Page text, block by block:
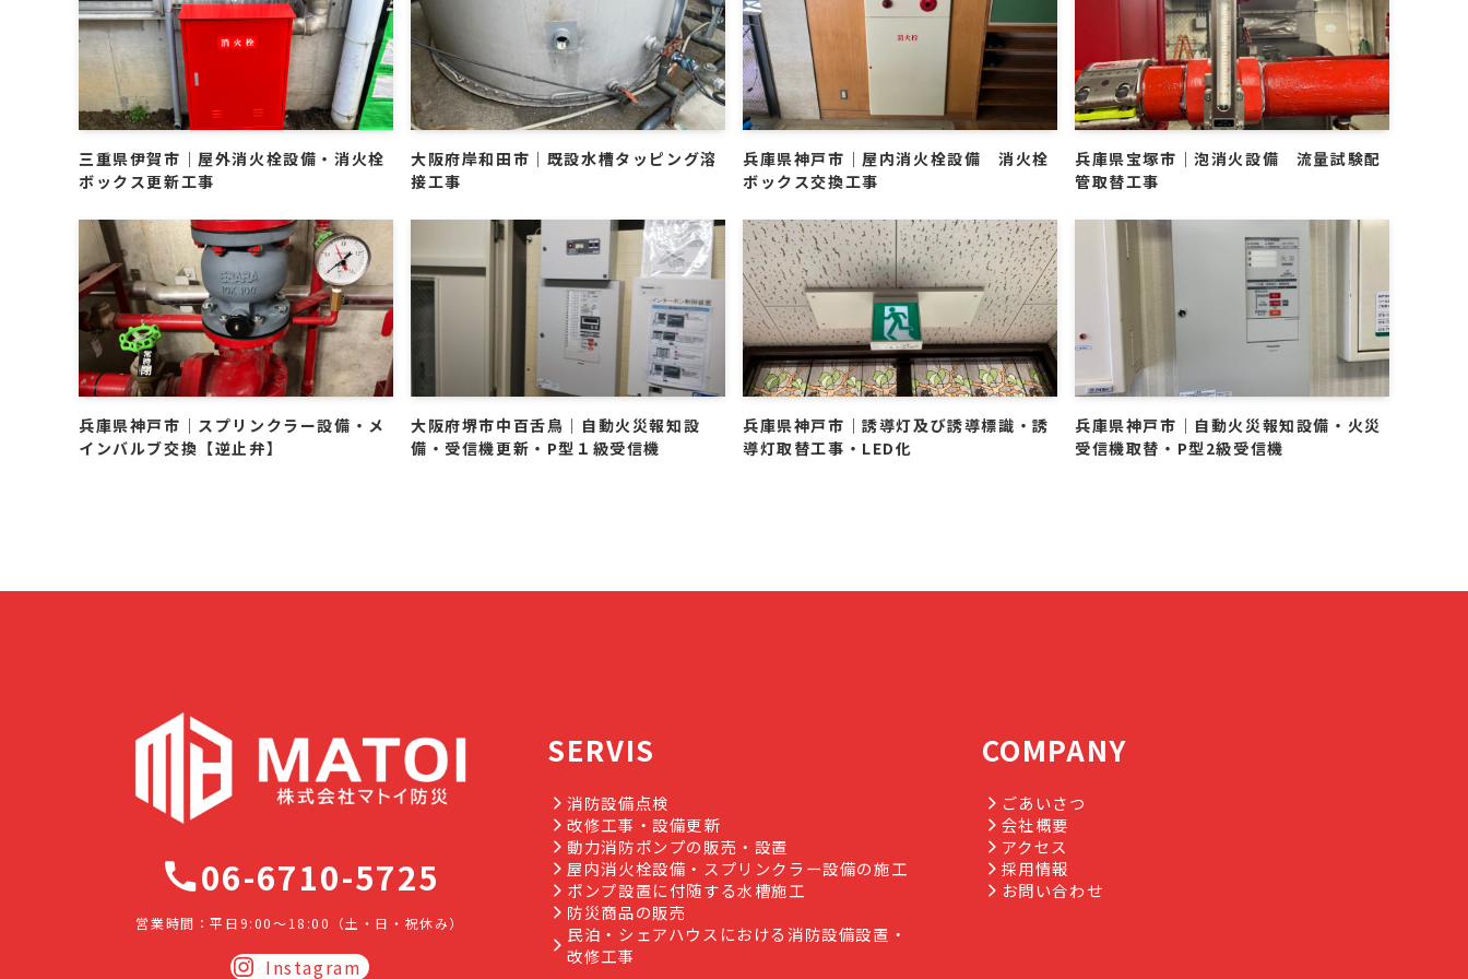
三重県伊賀市｜屋外消火栓設備・消火栓
ボックス更新工事
大阪府岸和田市｜既設水槽タッピング溶
接工事
兵庫県神戸市｜屋内消火栓設備 消火栓
ボックス交換工事
兵庫県宝塚市｜泡消火設備 流量試験配
管取替工事
兵庫県神戸市｜スプリンクラー設備・メ
インバルブ交換【逆止弁】
大阪府堺市中百舌鳥｜自動火災報知設
備・受信機更新・P型１級受信機
兵庫県神戸市｜誘導灯及び誘導標識・誘
導灯取替工事・LED化
兵庫県神戸市｜自動火災報知設備・火災
受信機取替・P型2級受信機
06-6710-5725
営業時間：平日9:00～18:00（土・日・祝休み）
Instagram
SERVIS
消防設備点検
改修工事・設備更新
動力消防ポンプの販売・設置
屋内消火栓設備・スプリンクラー設備の施工
ポンプ設置に付随する水槽施工
防災商品の販売
民泊・シェアハウスにおける消防設備設置・
改修工事
COMPANY
ごあいさつ
会社概要
アクセス
採用情報
お問い合わせ